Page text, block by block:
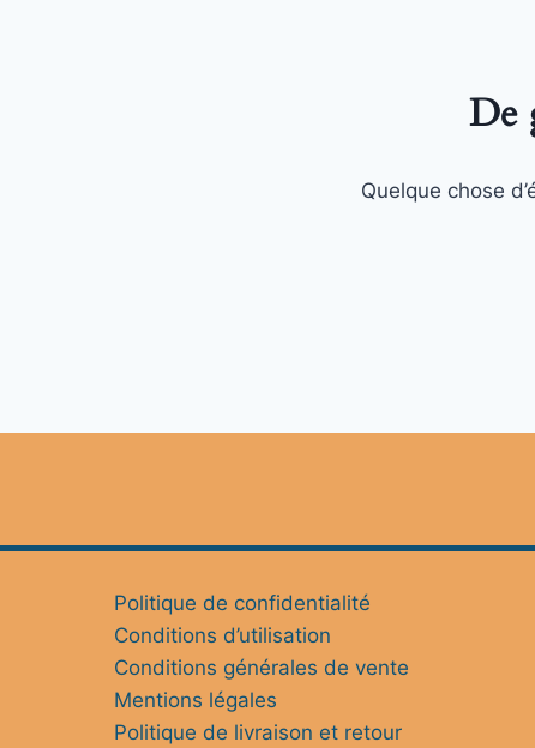
De
Quelque chose
Politique de confidentialité
Conditions d’utilisation
Conditions générales de vente
Mentions légales
Politique de livraison et retour